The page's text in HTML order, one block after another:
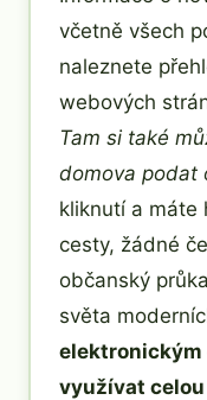
včetně všech
naleznete
webových
Tam si také
domova podat
kliknutí a máte
cesty, žádné
občanský
světa
elektronickým
využívat